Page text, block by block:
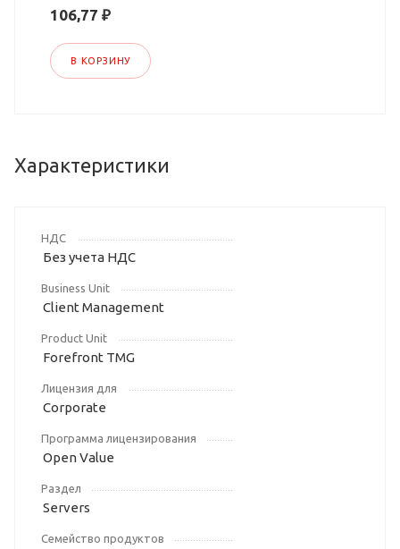
106,77 ₽
В КОРЗИНУ
Характеристики
НДС
Без учета НДС
Business Unit
Client Management
Product Unit
Forefront TMG
Лицензия для
Corporate
Программа лицензирования
Open Value
Раздел
Servers
Семейство продуктов